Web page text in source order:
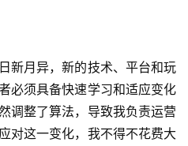
新月异，新的技术、平台和玩
必须具备快速学习和适应变化
调整了算法，导致我负责运营
对这一变化，我不得不花费大